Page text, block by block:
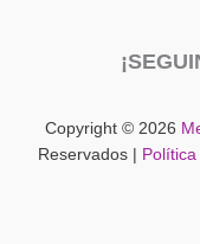
Copyright © 2026
Reservados |